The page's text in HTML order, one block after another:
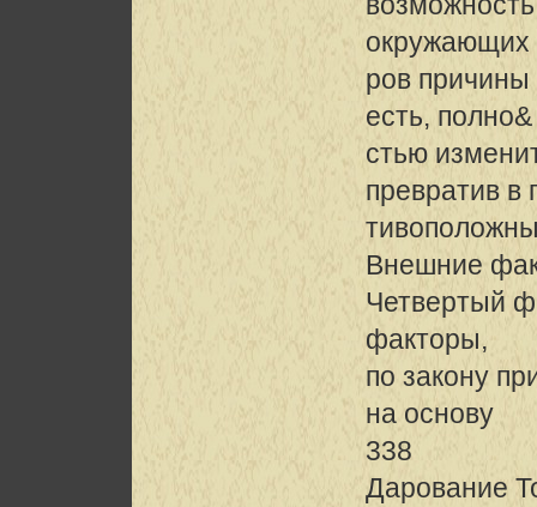
окружающих
ров причины
есть, полно&
стью
превратив в
Внешние
Четвертый
факторы,
по закону
на основу
338
Дарование